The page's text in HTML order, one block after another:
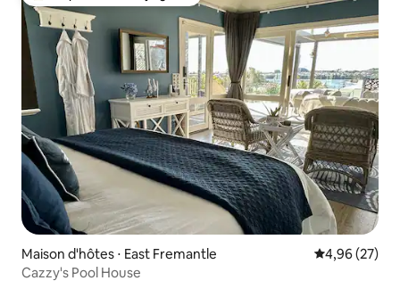
Maison d'hôtes ⋅ East Fremantle Évaluation
4,96 (27)
Cazzy's Pool House